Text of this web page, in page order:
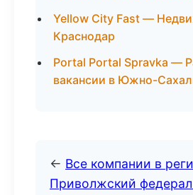
Yellow City Fast —
Краснодар
Portal Portal Spravka —
вакансии в Южно-
← Все компании в
Приволжский